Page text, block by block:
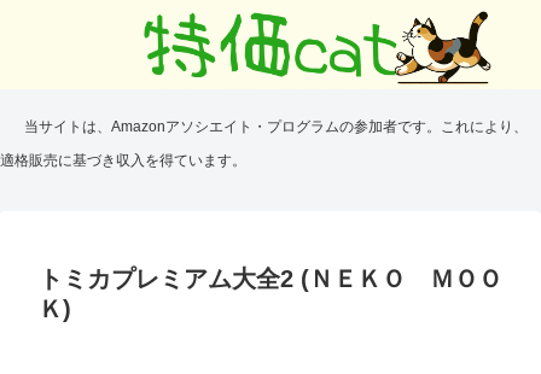
当サイトは、Amazonアソシエイト・プログラムの参加者です。これにより、
適格販売に基づき収入を得ています。
トミカプレミアム大全2 (ＮＥＫＯ ＭＯＯ
Ｋ)